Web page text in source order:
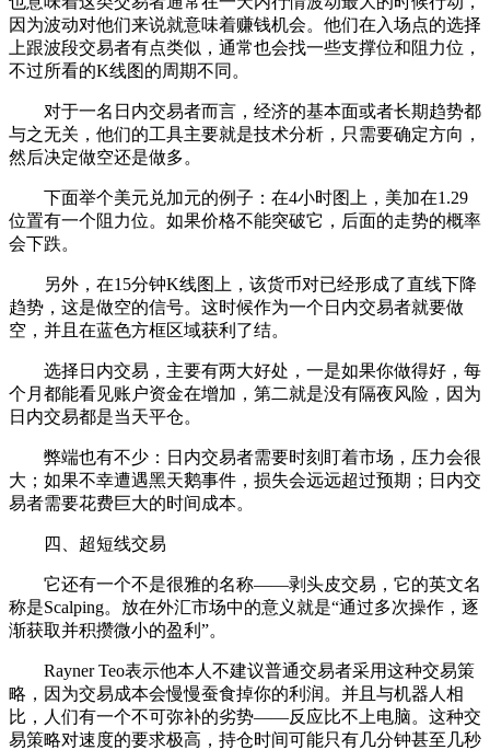
因为波动对他们来说就意味着赚钱机会。他们在入场点的选择
上跟波段交易者有点类似，通常也会找一些支撑位和阻力位，
不过所看的K线图的周期不同。
对于一名日内交易者而言，经济的基本面或者长期趋势都
与之无关，他们的工具主要就是技术分析，只需要确定方向，
然后决定做空还是做多。
下面举个美元兑加元的例子：在4小时图上，美加在1.29
位置有一个阻力位。如果价格不能突破它，后面的走势的概率
会下跌。
另外，在15分钟K线图上，该货币对已经形成了直线下降
趋势，这是做空的信号。这时候作为一个日内交易者就要做
空，并且在蓝色方框区域获利了结。
选择日内交易，主要有两大好处，一是如果你做得好，每
个月都能看见账户资金在增加，第二就是没有隔夜风险，因为
日内交易都是当天平仓。
弊端也有不少：日内交易者需要时刻盯着市场，压力会很
大；如果不幸遭遇黑天鹅事件，损失会远远超过预期；日内交
易者需要花费巨大的时间成本。
四、超短线交易
它还有一个不是很雅的名称——剥头皮交易，它的英文名
称是Scalping。放在外汇市场中的意义就是“通过多次操作，逐
渐获取并积攒微小的盈利”。
Rayner Teo表示他本人不建议普通交易者采用这种交易策
略，因为交易成本会慢慢蚕食掉你的利润。并且与机器人相
比，人们有一个不可弥补的劣势——反应比不上电脑。这种交
易策略对速度的要求极高，持仓时间可能只有几分钟甚至几秒